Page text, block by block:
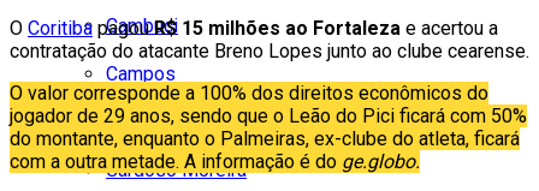
Cambuci
Campos
Carapebus
Cardoso Moreira
O Coritiba pagouR$ 15 milhões ao Fortaleza e acertou a
contratação do atacante Breno Lopes junto ao clube cearense.
O valor corresponde a 100% dos direitos econômicos do
jogador de 29 anos, sendo que o Leão do Pici ficará com 50%
do montante, enquanto o Palmeiras, ex-clube do atleta, ficará
com a outra metade. A informação é do ge.globo.